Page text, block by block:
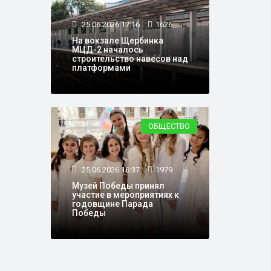
25.06.2026 17:16 1626
На вокзале Щербинка
МЦД-2 началось
строительство навесов над
платформами
ОБЩЕСТВО
25.06.2026 16:37 1979
Музей Победы принял
участие в мероприятиях к
годовщине Парада
Победы